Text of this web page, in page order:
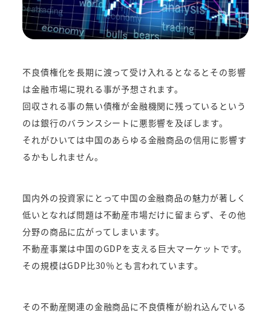
不良債権化を長期に渡って受け入れるとなるとその影響
は金融市場に現れる事が予想されます。
回収される事の無い債権が金融機関に残っているという
のは銀行のバランスシートに悪影響を及ぼします。
それがひいては中国のあらゆる金融商品の信用に影響す
るかもしれません。
国内外の投資家にとって中国の金融商品の魅力が著しく
低いとなれば問題は不動産市場だけに留まらず、その他
分野の商品に広がってしまいます。
不動産事業は中国のGDPを支える巨大マーケットです。
その規模はGDP比30％とも言われています。
その不動産関連の金融商品に不良債権が紛れ込んでいる